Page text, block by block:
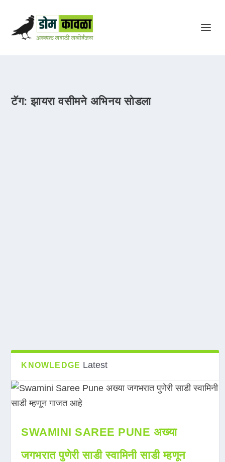
टॅग:झायरा वसीमने अभिनय सोडला
KNOWLEDGE Latest
SWAMINI SAREE PUNE अख्या
जगभरात पुणेरी साडी स्वामिनी साडी म्हणून